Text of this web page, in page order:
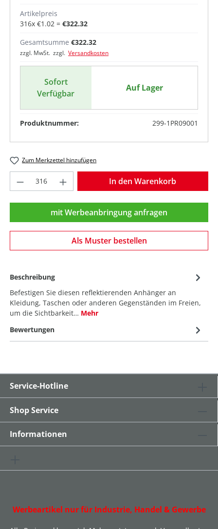
Artikelpreis
316x €1.02 = €322.32
Gesamtsumme €322.32
zzgl. MwSt. zzgl. Versandkosten
Sofort
Verfügbar
Auf Lager
Produktnummer: 299-1PR09001
Zum Merkzettel hinzufügen
Produkt Anzahl: Gib den gewünschten
In den Warenkorb
mit Werbeanbringung anfragen
Als Muster bestellen
Beschreibung
Befestigen Sie diesen reflektierenden Anhänger an
Kleidung, Taschen oder anderen Gegenständen im Freien,
um die Sichtbarkeit… Mehr
Bewertungen
Service-Hotline
Shop Service
Informationen
Werbeartikel nur für Industrie, Handel & Gewerbe